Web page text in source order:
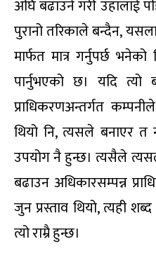
अघि बढाउने गरी उहाँलाई
पुरानो तरिकाले बन्दैन,
मार्फत मात्र गर्नुपर्छ
पार्नुभएको छ। यदि त्यो
प्राधिकरणअन्तर्गत
थियो नि, त्यसले बनाएर
उपयोग नै हुन्छ। त्यसैले
बढाउन अधिकारसम्पन्न
जुन प्रस्ताव थियो, त्यही
त्यो राम्रै हुन्छ।